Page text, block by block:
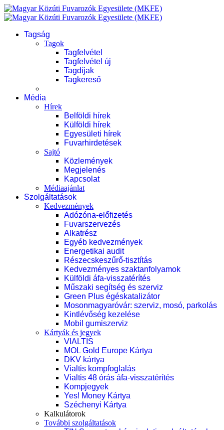
Tagság
Tagok
Tagfelvétel
Tagfelvétel új
Tagdíjak
Tagkereső
Média
Hírek
Belföldi hírek
Külföldi hírek
Egyesületi hírek
Fuvarhirdetések
Sajtó
Közlemények
Megjelenés
Kapcsolat
Médiaajánlat
Szolgáltatások
Kedvezmények
Adózóna-előfizetés
Fuvarszervezés
Alkatrész
Egyéb kedvezmények
Energetikai audit
Részecskeszűrő-tisztítás
Kedvezményes szaktanfolyamok
Külföldi áfa-visszatérítés
Műszaki segítség és szerviz
Green Plus égéskatalizátor
Mosonmagyaróvár: szerviz, mosó, parkolás
Kintlévőség kezelése
Mobil gumiszerviz
Kártyák és jegyek
VIALTIS
MOL Gold Europe Kártya
DKV kártya
Vialtis kompfoglalás
Vialtis 48 órás áfa-visszatérítés
Kompjegyek
Yes! Money Kártya
Széchenyi Kártya
Kalkulátorok
További szolgáltatások